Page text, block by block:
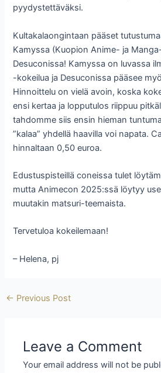
pyydystettäväksi.
Kultakalaongintaan pääset
Kamyssa (Kuopion Anime- ja
Desuconissa! Kamyssa on luvassa
-kokeilua ja Desuconissa pääsee
Hinnoittelu on vielä avoin, koska
ensi kertaa ja lopputulos riippuu
tahdomme siis ensin hieman
”kalaa” yhdellä haavilla voi napata.
hinnaltaan 0,50 euroa.
Edustuspisteillä coneissa tulet
mutta Animecon 2025:ssä löytyy
muutakin matsuri-teemaista.
Tervetuloa kokeilemaan!
– Helena, pj
← Previous Post
Leave a Comment
Your email address will not be